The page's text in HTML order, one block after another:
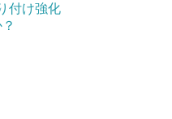
付け強化